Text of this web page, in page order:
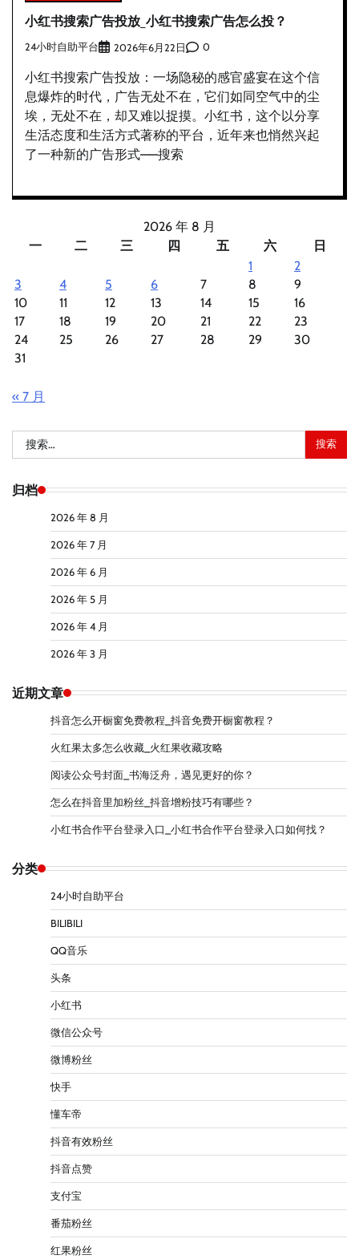
小红书搜索广告投放_小红书搜索广告怎么投？
24小时自助平台 2026年6月22日 0
小红书搜索广告投放：一场隐秘的感官盛宴在这个信
息爆炸的时代，广告无处不在，它们如同空气中的尘
埃，无处不在，却又难以捉摸。小红书，这个以分享
生活态度和生活方式著称的平台，近年来也悄然兴起
了一种新的广告形式——搜索
2026 年 8 月
一
二 三 四 五 六
日
1
2
3
4 5 6 7 8
9
10
11 12 13 14 15
16
17
18 19 20 21 22
23
24
25 26 27 28 29
30
31
« 7 月
索：
归档
2026 年 8 月
2026 年 7 月
2026 年 6 月
2026 年 5 月
2026 年 4 月
2026 年 3 月
近期文章
抖音怎么开橱窗免费教程_抖音免费开橱窗教程？
火红果太多怎么收藏_火红果收藏攻略
阅读公众号封面_书海泛舟，遇见更好的你？
怎么在抖音里加粉丝_抖音增粉技巧有哪些？
小红书合作平台登录入口_小红书合作平台登录入口如何找？
分类
24小时自助平台
BILIBILI
QQ音乐
头条
小红书
微信公众号
微博粉丝
快手
懂车帝
抖音有效粉丝
抖音点赞
支付宝
番茄粉丝
红果粉丝